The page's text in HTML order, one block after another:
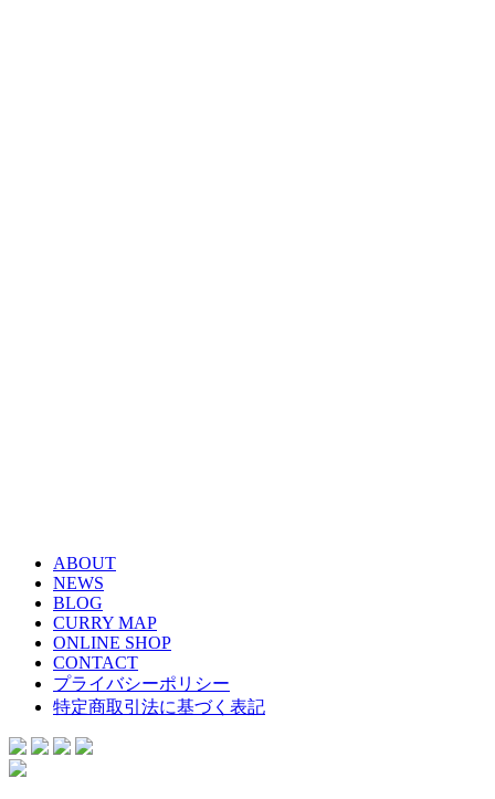
ABOUT
NEWS
BLOG
CURRY MAP
ONLINE SHOP
CONTACT
プライバシーポリシー
特定商取引法に基づく表記